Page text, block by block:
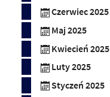
Czerwiec 2025
Maj 2025
Kwiecień 2025
Luty 2025
Styczeń 2025